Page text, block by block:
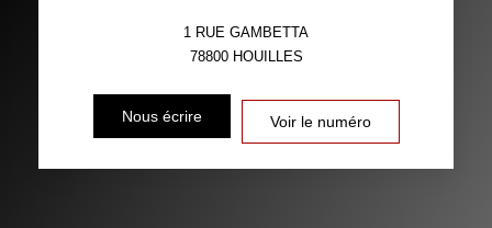
1 RUE GAMBETTA
78800 HOUILLES
Nous écrire Voir le numéro